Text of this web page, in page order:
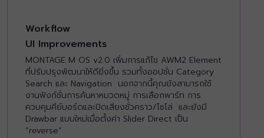
Workflow
UI Improvements
MONTAGE M OS v2.0 เพิ่มการแก้ไข AWM2 Element
ที่ปรับปรุงพัฒนาให้ดียิ่งขึ้น รวมทั้งออปชั่น Category
Search และ Navigation นอกจากนี้คุณยังสามารถใช้
งานฟังก์ชั่นการค้นหาหมวดหมู่ การเลือกพาร์ท การ
ควบคุมคีย์บอร์ดและปิดเสียงชั่วคราว/โซโล่ และยังมี
Drawbar แบบใหม่เมื่อตั้งค่า Slider Direct เป็น
“reverse”